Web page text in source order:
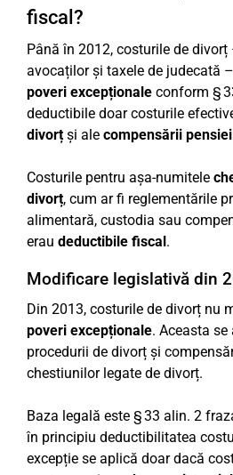
fiscal?
Până în 2012, costurile de
avocaților și taxele de judecată
poveri excepționale conform §
deductibile doar costurile
divorțși ale compensării pensiei
Costurile pentru așa-numitele
divorț, cum ar fi reglementările
alimentară, custodia sau
erau deductibile fiscal.
Modificare legislativă din
Din 2013, costurile de divorț nu
poveri excepționale. Aceasta
procedurii de divorț și
chestiunilor legate de divorț.
Baza legală este § 33 alin. 2
în principiu deductibilitatea
excepție se aplică doar dacă